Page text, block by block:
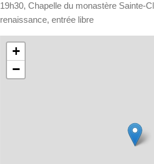
19h30, Chapelle du monastère Sainte-
renaissance, entrée libre
+
−